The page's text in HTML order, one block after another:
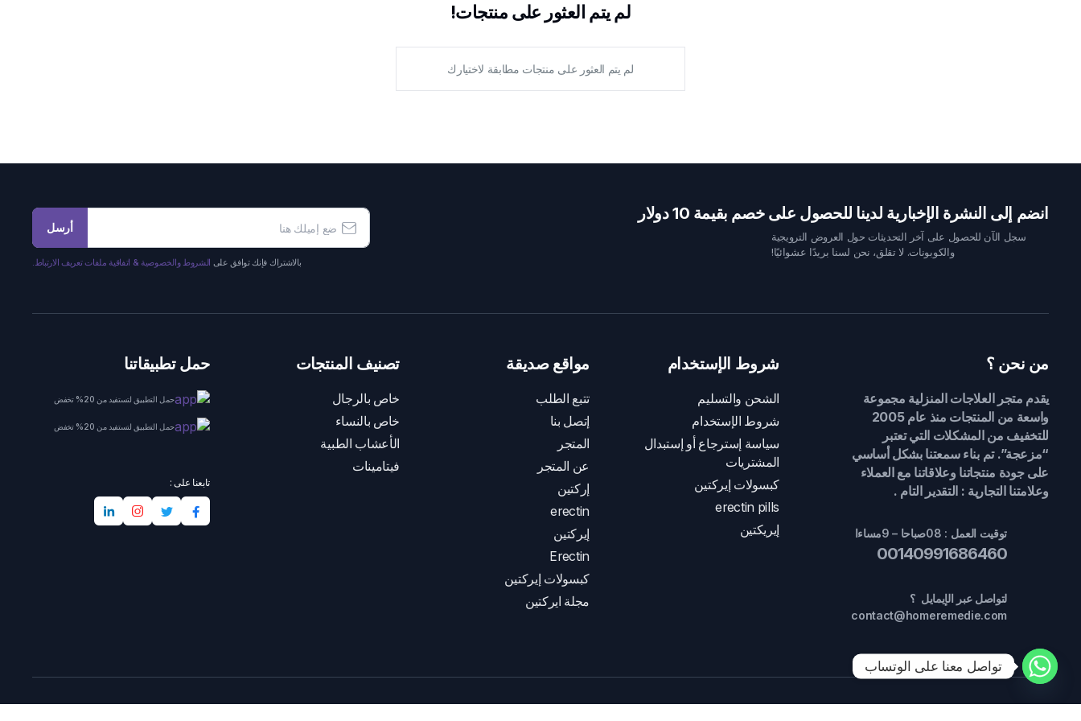
لم يتم العثور على منتجات!
لم يتم العثور على منتجات مطابقة لاختيارك
انضم إلى النشرة الإخبارية لدينا للحصول على خصم بقيمة 10 دولار
سجل الآن للحصول على آخر التحديثات حول العروض الترويجية
والكوبونات. لا تقلق، نحن لسنا بريدًا عشوائيًا!
أرسل
بالاشتراك فإنك توافق على الشروط والخصوصية & اتفاقية ملفات تعريف الارتباط.
من نحن ؟
يقدم متجر العلاجات المنزلية مجموعة
واسعة من المنتجات منذ عام 2005
للتخفيف من المشكلات التي تعتبر
“مزعجة”. تم بناء سمعتنا بشكل أساسي
على جودة منتجاتنا وعلاقاتنا مع العملاء
وعلامتنا التجارية : التقدير التام .
توقيت العمل : 08صباحا – 9مساءا
00140991686460
لتواصل عبر الإيمايل ؟
contact@homeremedie.com
شروط الإستخدام
الشحن والتسليم
شروط الإستخدام
سياسة إسترجاع أو إستبدال
المشتريات
كبسولات إيركتين
erectin pills
إيريكتين
مواقع صديقة
تتبع الطلب
إتصل بنا
المتجر
عن المتجر
إركتين
erectin
إيركتين
Erectin
كبسولات إيركتين
مجلة ايركتين
تصنيف المنتجات
خاص بالرجال
خاص بالنساء
الأعشاب الطبية
فيتامينات
حمل تطبيقاتنا
حمل التطبيق لتستفيد من 20% تخفض
حمل التطبيق لتستفيد من 20% تخفض
تابعنا على :
تواصل معنا على الوتساب